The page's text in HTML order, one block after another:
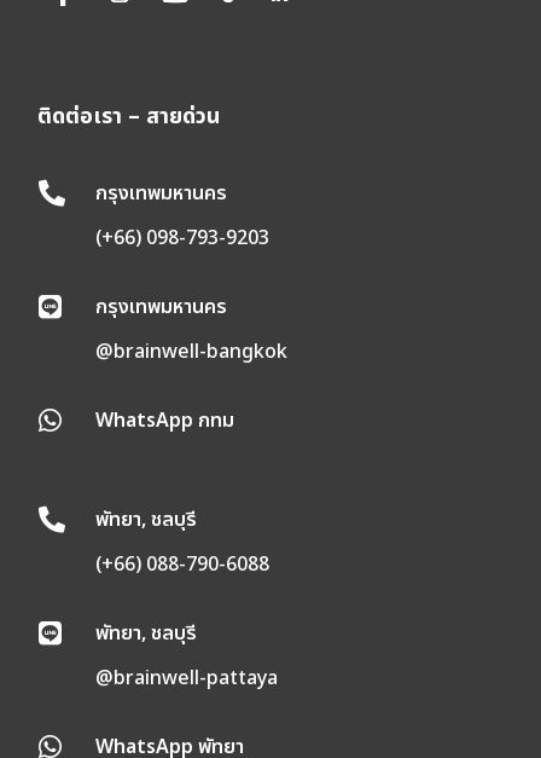
ติดต่อเรา – สายด่วน

กรุงเทพมหานคร
(+66) 098-793-9203

กรุงเทพมหานคร
@brainwell-bangkok
 WhatsApp กทม

พัทยา, ชลบุรี
(+66) 088-790-6088

พัทยา, ชลบุรี
@brainwell-pattaya
 WhatsApp พัทยา